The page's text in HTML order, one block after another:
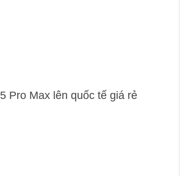
Pro Max lên quốc tế giá rẻ